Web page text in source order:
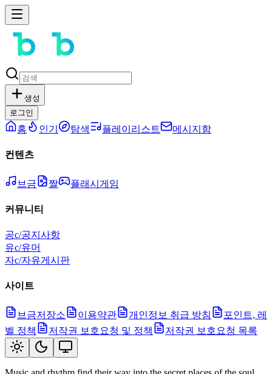
생성
로그인
홈 인기 탐색 플레이리스트 메시지함
컨텐츠
브금 짤 플래시게임
커뮤니티
공c/공지사항
유c/유머
자c/자유게시판
사이트
브금저장소 이용약관 개인정보 취급 방침
포인트, 레
벨 정책
저작권 보호요청 및 정책 저작권 보호요청 목록